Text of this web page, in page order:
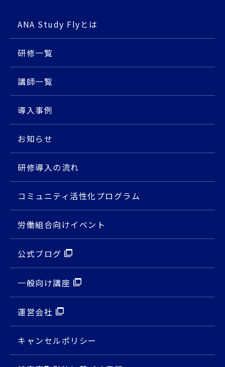
ANA Study Flyとは
研修⼀覧
講師⼀覧
導入事例
お知らせ
研修導入の流れ
コミュニティ活性化プログラム
労働組合向けイベント
公式ブログ
⼀般向け講座
運営会社
キャンセルポリシー